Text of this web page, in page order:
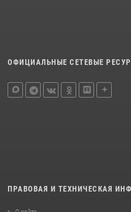
ОФИЦИАЛЬНЫЕ СЕТЕВЫЕ
ПРАВОВАЯ И ТЕХНИЧЕСКАЯ